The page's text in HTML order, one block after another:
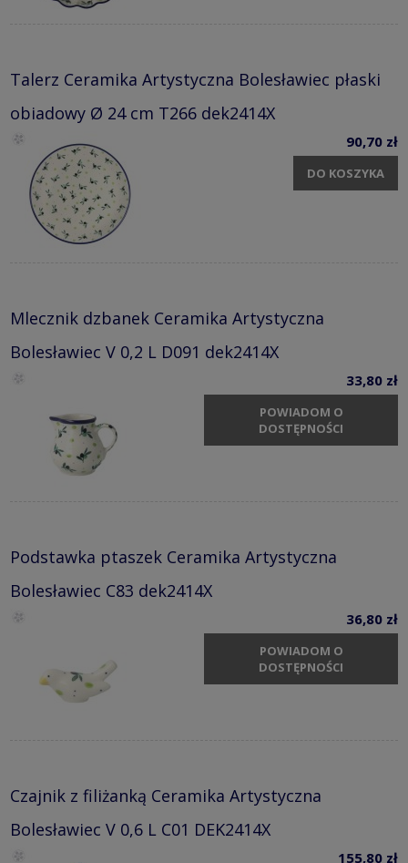
Talerz Ceramika Artystyczna Bolesławiec płaski
obiadowy Ø 24 cm T266 dek2414X
90,70 zł
DO KOSZYKA
Mlecznik dzbanek Ceramika Artystyczna
Bolesławiec V 0,2 L D091 dek2414X
33,80 zł
POWIADOM O
DOSTĘPNOŚCI
Podstawka ptaszek Ceramika Artystyczna
Bolesławiec C83 dek2414X
36,80 zł
POWIADOM O
DOSTĘPNOŚCI
Czajnik z filiżanką Ceramika Artystyczna
Bolesławiec V 0,6 L C01 DEK2414X
155,80 zł